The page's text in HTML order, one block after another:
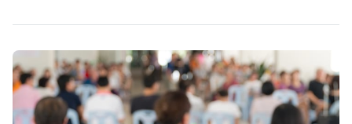
legitimidade? Faltou alguma formalidade legal? Houve